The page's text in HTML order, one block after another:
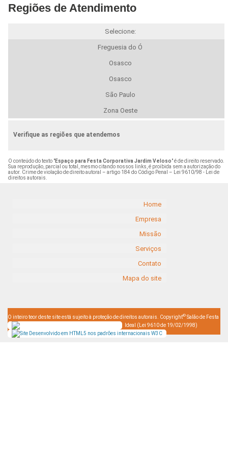
Regiões de Atendimento
Selecione:
Freguesia do Ó
Osasco
Osasco
São Paulo
Zona Oeste
Verifique as regiões que atendemos
O conteúdo do texto "Espaço para Festa Corporativa Jardim Veloso" é de direito reservado.
Sua reprodução, parcial ou total, mesmo citando nossos links, é proibida sem a autorização do
autor. Crime de violação de direito autoral – artigo 184 do Código Penal –
Lei 9610/98 - Lei de
direitos autorais
Home
Empresa
Missão
Serviços
Contato
Mapa do site
O inteiro teor deste site está sujeito à proteção de direitos autorais. Copyright© Salão de Festa
Ideal (Lei 9610 de 19/02/1998)